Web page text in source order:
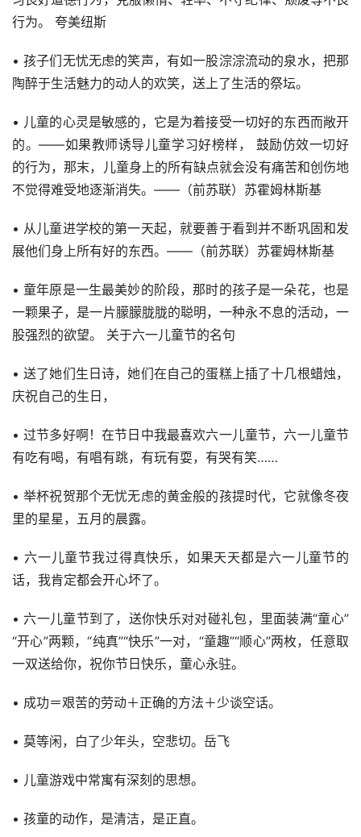
行为。 夸美纽斯
• 孩子们无忧无虑的笑声，有如一股淙淙流动的泉水，把那
陶醉于生活魅力的动人的欢笑，送上了生活的祭坛。
• 儿童的心灵是敏感的，它是为着接受一切好的东西而敞开
的。——如果教师诱导儿童学习好榜样， 鼓励仿效一切好
的行为，那末，儿童身上的所有缺点就会没有痛苦和创伤地
不觉得难受地逐渐消失。——（前苏联）苏霍姆林斯基
• 从儿童进学校的第一天起，就要善于看到并不断巩固和发
展他们身上所有好的东西。——（前苏联）苏霍姆林斯基
• 童年原是一生最美妙的阶段，那时的孩子是一朵花，也是
一颗果子，是一片朦朦胧胧的聪明，一种永不息的活动，一
股强烈的欲望。 关于六一儿童节的名句
• 送了她们生日诗，她们在自己的蛋糕上插了十几根蜡烛，
庆祝自己的生日，
• 过节多好啊！在节日中我最喜欢六一儿童节，六一儿童节
有吃有喝，有唱有跳，有玩有耍，有哭有笑……
• 举杯祝贺那个无忧无虑的黄金般的孩提时代，它就像冬夜
里的星星，五月的晨露。
• 六一儿童节我过得真快乐，如果天天都是六一儿童节的
话，我肯定都会开心坏了。
• 六一儿童节到了，送你快乐对对碰礼包，里面装满“童心”
“开心”两颗，“纯真”“快乐”一对，“童趣”“顺心”两枚，任意取
一双送给你，祝你节日快乐，童心永驻。
• 成功＝艰苦的劳动＋正确的方法＋少谈空话。
• 莫等闲，白了少年头，空悲切。岳飞
• 儿童游戏中常寓有深刻的思想。
• 孩童的动作，是清洁，是正直。